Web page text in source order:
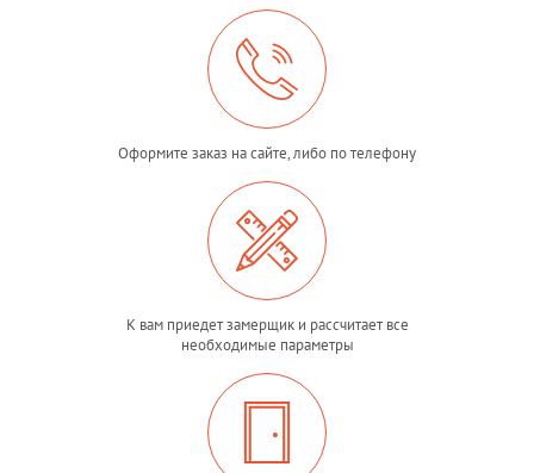
Оформите заказ на сайте, либо по телефону
К вам приедет замерщик и рассчитает все
необходимые параметры